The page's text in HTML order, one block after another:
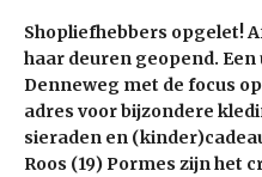
Shopliefhebbers opgelet!
haar deuren geopend.
Denneweg met de focus
adres voor bijzondere
sieraden en
Roos (19) Pormes zijn het